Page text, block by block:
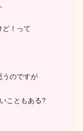
ど！って
うのですが
こともある?